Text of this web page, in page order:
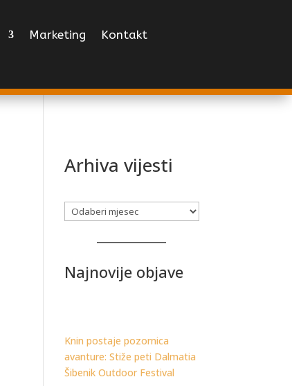
Marketing Kontakt
Arhiva vijesti
Arhiva
Najnovije objave
Knin postaje pozornica
avanture: Stiže peti Dalmatia
Šibenik Outdoor Festival